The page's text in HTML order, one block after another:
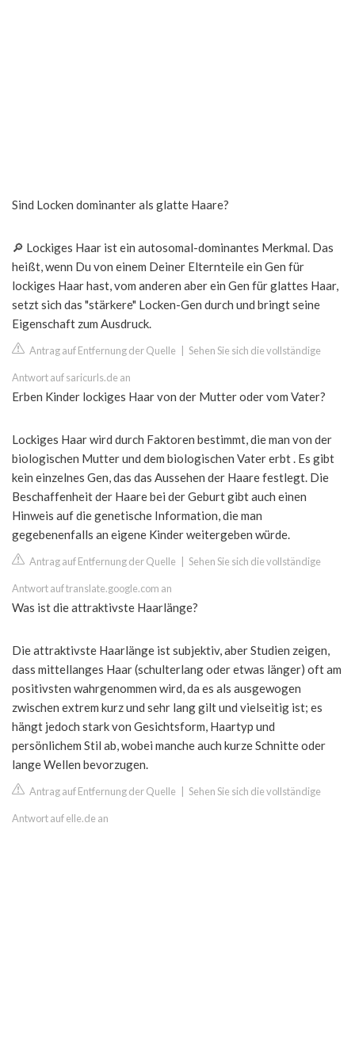
Sind Locken dominanter als glatte Haare?
🔎 Lockiges Haar ist ein autosomal-dominantes Merkmal. Das
heißt, wenn Du von einem Deiner Elternteile ein Gen für
lockiges Haar hast, vom anderen aber ein Gen für glattes Haar,
setzt sich das "stärkere" Locken-Gen durch und bringt seine
Eigenschaft zum Ausdruck.
Antrag auf Entfernung der Quelle Sehen Sie sich die vollständige
Antwort auf saricurls.de an
Erben Kinder lockiges Haar von der Mutter oder vom Vater?
Lockiges Haar wird durch Faktoren bestimmt, die man von der
biologischen Mutter und dem biologischen Vater erbt . Es gibt
kein einzelnes Gen, das das Aussehen der Haare festlegt. Die
Beschaffenheit der Haare bei der Geburt gibt auch einen
Hinweis auf die genetische Information, die man
gegebenenfalls an eigene Kinder weitergeben würde.
Antrag auf Entfernung der Quelle Sehen Sie sich die vollständige
Antwort auf translate.google.com an
Was ist die attraktivste Haarlänge?
Die attraktivste Haarlänge ist subjektiv, aber Studien zeigen,
dass mittellanges Haar (schulterlang oder etwas länger) oft am
positivsten wahrgenommen wird, da es als ausgewogen
zwischen extrem kurz und sehr lang gilt und vielseitig ist; es
hängt jedoch stark von Gesichtsform, Haartyp und
persönlichem Stil ab, wobei manche auch kurze Schnitte oder
lange Wellen bevorzugen.
Antrag auf Entfernung der Quelle Sehen Sie sich die vollständige
Antwort auf elle.de an